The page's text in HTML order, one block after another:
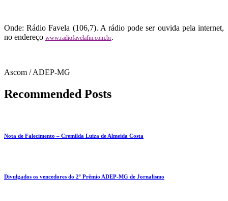
Onde: Rádio Favela (106,7). A rádio pode ser ouvida pela internet,
no endereço www.radiofavelafm.com.br.
Ascom / ADEP-MG
Recommended Posts
Nota de Falecimento – Cremilda Luiza de Almeida Costa
Divulgados os vencedores do 2º Prêmio ADEP-MG de Jornalismo